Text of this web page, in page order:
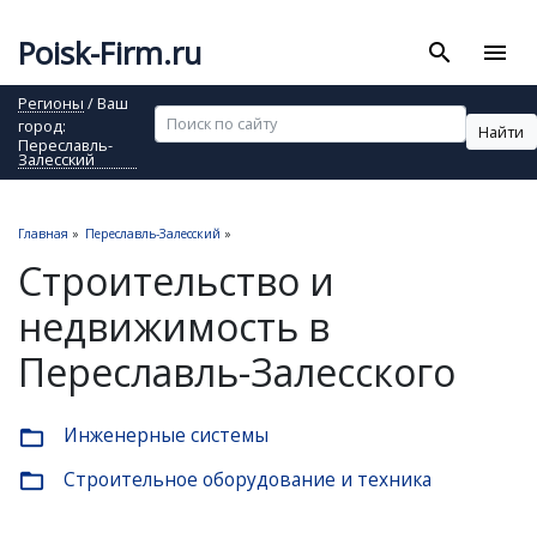
Poisk-Firm.ru search menu
Регионы / Ваш
город:
Переславль-
Залесский
Найти
Главная » Переславль-Залесский »
Строительство и
недвижимость в
Переславль-Залесского
folder_open Инженерные системы
folder_open Строительное оборудование и техника